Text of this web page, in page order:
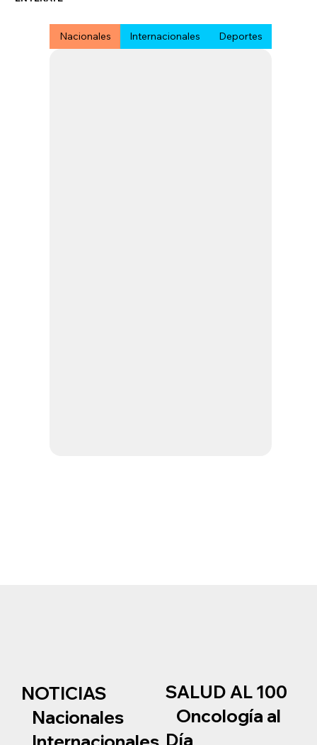
Nacionales Internacionales Deportes
NOTICIAS
Nacionales
SALUD AL 100
Oncología al
Día